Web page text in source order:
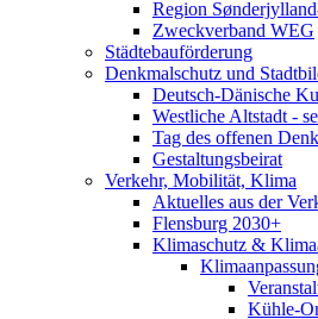
Region
Zweckverband WEG
Städtebauförderung
Denkmalschutz und
Deutsch-Dänische
Westliche Altstadt -
Tag des offenen
Gestaltungsbeirat
Verkehr, Mobilität, Klima
Aktuelles aus der
Flensburg 2030+
Klimaschutz &
Kühle-